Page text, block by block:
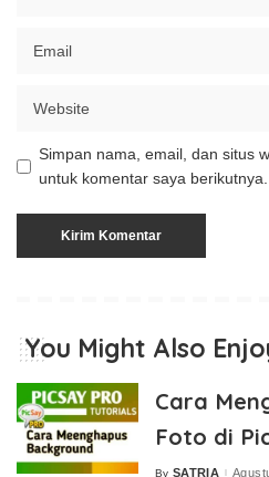
Simpan nama, email, dan situs
untuk komentar saya berikutnya.
You Might Also
Cara
Foto di
By SATRIA